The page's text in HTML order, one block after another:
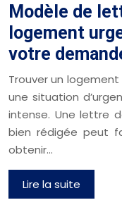
Modèle de
logement
votre
Trouver un
une situation
intense. Une lettre
bien rédigée peut
obtenir…
Lire la suite